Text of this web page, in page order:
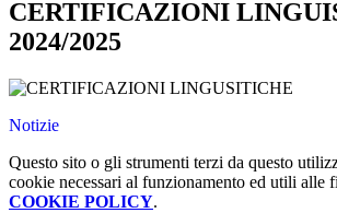
CERTIFICAZIONI
2024/2025
Notizie
Questo sito o gli strumenti terzi da questo
cookie necessari al funzionamento ed utili alle
COOKIE POLICY.